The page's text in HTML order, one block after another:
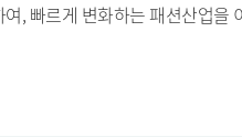
, 빠르게 변화하는 패션산업을